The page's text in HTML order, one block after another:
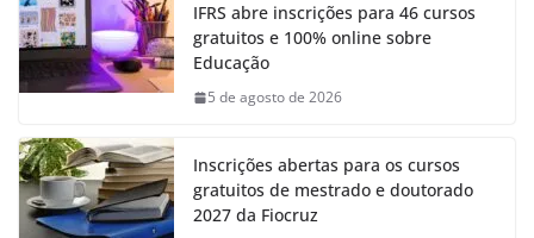
IFRS abre inscrições para 46 cursos
gratuitos e 100% online sobre
Educação
5 de agosto de 2026
Inscrições abertas para os cursos
gratuitos de mestrado e doutorado
2027 da Fiocruz